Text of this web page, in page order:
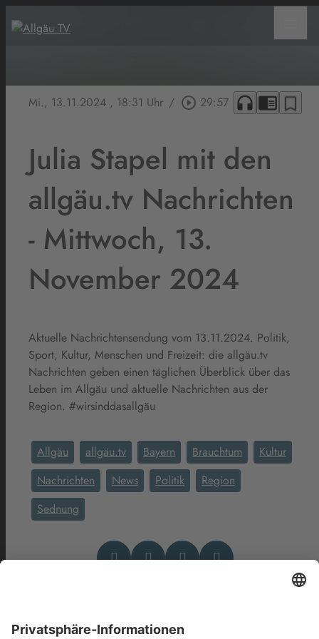
Mi., 13.11.2024 , 18:31 Uhr / play_circle_outline 29:57 headphones chrome_reader_mode bookmark_border
Julia Stapel mit den
allgäu.tv Nachrichten
- Mittwoch, 13.
November 2024
Aktuelle Nachrichtensendung vom 13.11.2024. Politik,
Sport, Kultur, Menschen und Freizeit: die allgäu.tv
Nachrichten geben einen täglichen Überblick über das
Leben im Allgäu und aktuelle Nachrichten aus der
Region. #wirsinddasallgäu
Allgäu allgäu.tv Bayern Brauchtum
Kultur
Nachrichten
News Politik
Region
Sednung